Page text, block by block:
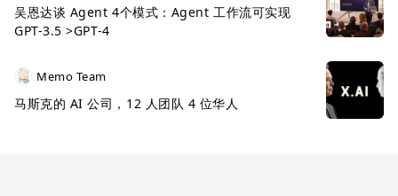
吴恩达谈 Agent 4个模式：Agent 工作流可实现
GPT-3.5 >GPT-4
Memo Team
马斯克的 AI 公司，12 人团队 4 位华人